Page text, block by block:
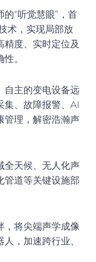
的“听觉慧眼”，首
术，实现局部放
精度、实时定位及
。
自主的变电设备远
集、故障报警、AI
管理，解密浩瀚声
全天候、无人化声
管道等关键设施部
，将尖端声学成像
，加速跨行业、